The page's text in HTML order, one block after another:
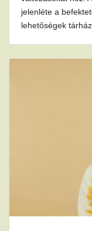
jelenléte a
lehetőségek